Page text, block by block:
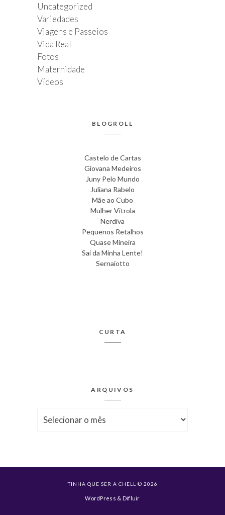
Uncategorized
Variedades
Viagens e Passeios
Vida Real
Fotos
Maternidade
Vídeos
BLOGROLL
Castelo de Cartas
Giovana Medeiros
Juny Pelo Mundo
Juliana Rabelo
Mãe ao Cubo
Mulher Vitrola
Nerdiva
Pequenos Retalhos
Quase Mineira
Sai da Minha Lente!
Sernaiotto
CURTA
ARQUIVOS
Arquivos
TINHA QUE SER A CHELL © 2026
WordPress & Difluir